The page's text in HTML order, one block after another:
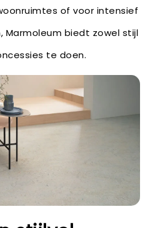
of voor intensief
Marmoleum biedt zowel stijl
te doen.